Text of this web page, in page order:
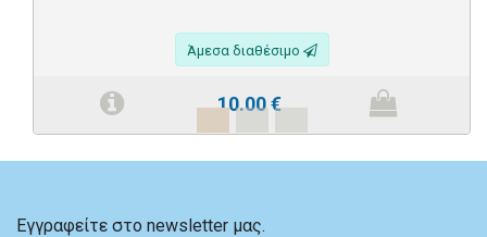
Άμεσα διαθέσιμο
10.00€
Εγγραφείτε στο newsletter μας.